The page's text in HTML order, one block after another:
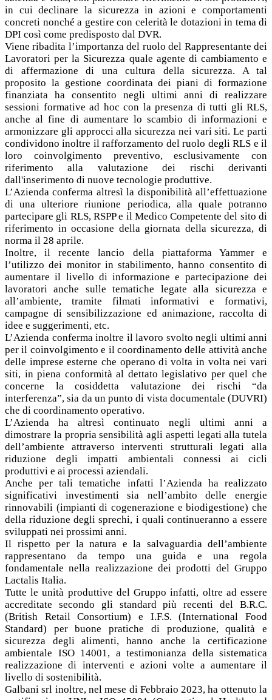
in cui declinare la sicurezza in azioni e comportamenti
concreti nonché a gestire con celerità le dotazioni in tema di
DPI così come predisposto dal DVR.
Viene ribadita l’importanza del ruolo del Rappresentante dei
Lavoratori per la Sicurezza quale agente di cambiamento e
di affermazione di una cultura della sicurezza. A tal
proposito la gestione coordinata dei piani di formazione
finanziata ha consentito negli ultimi anni di realizzare
sessioni formative ad hoc con la presenza di tutti gli RLS,
anche al fine di aumentare lo scambio di informazioni e
armonizzare gli approcci alla sicurezza nei vari siti. Le parti
condividono inoltre il rafforzamento del ruolo degli RLS e il
loro coinvolgimento preventivo, esclusivamente con
riferimento alla valutazione dei rischi derivanti
dall'inserimento di nuove tecnologie produttive.
L’Azienda conferma altresì la disponibilità all’effettuazione
di una ulteriore riunione periodica, alla quale potranno
partecipare gli RLS, RSPP e il Medico Competente del sito di
riferimento in occasione della giornata della sicurezza, di
norma il 28 aprile.
Inoltre, il recente lancio della piattaforma Yammer e
l’utilizzo dei monitor in stabilimento, hanno consentito di
aumentare il livello di informazione e partecipazione dei
lavoratori anche sulle tematiche legate alla sicurezza e
all’ambiente, tramite filmati informativi e formativi,
campagne di sensibilizzazione ed animazione, raccolta di
idee e suggerimenti, etc.
L’Azienda conferma inoltre il lavoro svolto negli ultimi anni
per il coinvolgimento e il coordinamento delle attività anche
delle imprese esterne che operano di volta in volta nei vari
siti, in piena conformità al dettato legislativo per quel che
concerne la cosiddetta valutazione dei rischi “da
interferenza”, sia da un punto di vista documentale (DUVRI)
che di coordinamento operativo.
L’Azienda ha altresì continuato negli ultimi anni a
dimostrare la propria sensibilità agli aspetti legati alla tutela
dell’ambiente attraverso interventi strutturali legati alla
riduzione degli impatti ambientali connessi ai cicli
produttivi e ai processi aziendali.
Anche per tali tematiche infatti l’Azienda ha realizzato
significativi investimenti sia nell’ambito delle energie
rinnovabili (impianti di cogenerazione e biodigestione) che
della riduzione degli sprechi, i quali continueranno a essere
sviluppati nei prossimi anni.
Il rispetto per la natura e la salvaguardia dell’ambiente
rappresentano da tempo una guida e una regola
fondamentale nella realizzazione dei prodotti del Gruppo
Lactalis Italia.
Tutte le unità produttive del Gruppo infatti, oltre ad essere
accreditate secondo gli standard più recenti del B.R.C.
(British Retail Consortium) e I.F.S. (International Food
Standard) per buone pratiche di produzione, qualità e
sicurezza degli alimenti, hanno anche la certificazione
ambientale ISO 14001, a testimonianza della sistematica
realizzazione di interventi e azioni volte a aumentare il
livello di sostenibilità.
Galbani srl inoltre, nel mese di Febbraio 2023, ha ottenuto la